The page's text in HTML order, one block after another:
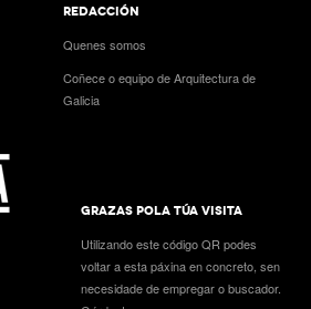
REDACCIÓN
Quenes somos
Coñece o equipo de Arquitectura de
Galicia
GRAZAS POLA TÚA VISITA
Utilizando este código QR podes
voltar a esta páxina en concreto, sen
necesidade de empregar o buscador.